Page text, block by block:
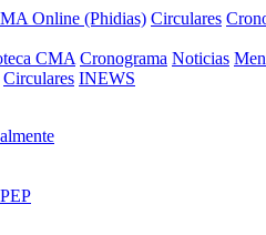
Online (Phidias) Circulares
CMA Cronograma Noticias
Circulares INEWS